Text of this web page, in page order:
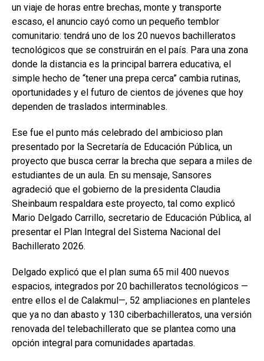
un viaje de horas entre brechas, monte y transporte
escaso, el anuncio cayó como un pequeño temblor
comunitario: tendrá uno de los 20 nuevos bachilleratos
tecnológicos que se construirán en el país. Para una zona
donde la distancia es la principal barrera educativa, el
simple hecho de “tener una prepa cerca” cambia rutinas,
oportunidades y el futuro de cientos de jóvenes que hoy
dependen de traslados interminables.
Ese fue el punto más celebrado del ambicioso plan
presentado por la Secretaría de Educación Pública, un
proyecto que busca cerrar la brecha que separa a miles de
estudiantes de un aula. En su mensaje, Sansores
agradeció que el gobierno de la presidenta Claudia
Sheinbaum respaldara este proyecto, tal como explicó
Mario Delgado Carrillo, secretario de Educación Pública, al
presentar el Plan Integral del Sistema Nacional del
Bachillerato 2026.
Delgado explicó que el plan suma 65 mil 400 nuevos
espacios, integrados por 20 bachilleratos tecnológicos —
entre ellos el de Calakmul—, 52 ampliaciones en planteles
que ya no dan abasto y 130 ciberbachilleratos, una versión
renovada del telebachillerato que se plantea como una
opción integral para comunidades apartadas.